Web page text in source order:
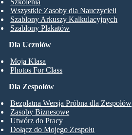
Dla Uczniów
Moja Klasa
Photos For Class
Szkolenia
Wszystkie Zasoby dla Nauczycieli
Szablony Arkuszy Kalkulacyjnych
Szablony Plakatów
Dla Zespołów
Bezpłatna Wersja Próbna dla Zespołów
Zasoby Biznesowe
Utwórz do Pracy
Dołącz do Mojego Zespołu